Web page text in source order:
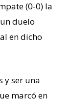
(0-0) la
duelo
en dicho
y ser una
marcó en